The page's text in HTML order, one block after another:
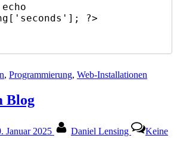
?>
, Programmierung, Web-Installationen
Blog
Januar 2025 Daniel Lensing
Keine